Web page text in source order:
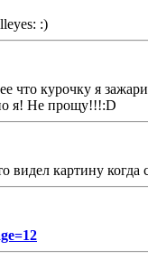
:)
курочку я
я! Не прощу!!!:D
картину